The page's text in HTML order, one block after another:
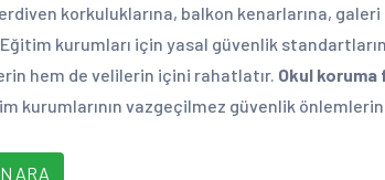
korkuluklarına, balkon kenarlarına,
kurumları için yasal güvenlik
hem de velilerin içini rahatlatır. Okul
kurumlarının vazgeçilmez güvenlik
ARA